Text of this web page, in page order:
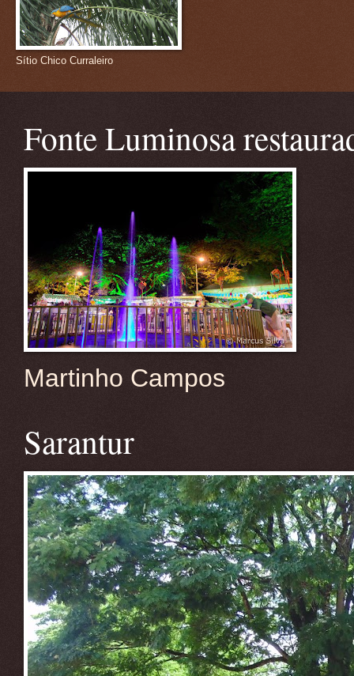
Sítio Chico Curraleiro
Fonte Luminosa
Martinho Campos
Sarantur